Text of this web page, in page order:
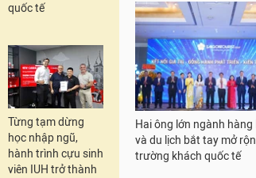
quốc tế
Từng tạm dừng
học nhập ngũ,
hành trình cựu sinh
viên IUH trở thành
VinFast Kinet ghi điểm
với khả năng tăng tốc
đổi pin trong 1 phút